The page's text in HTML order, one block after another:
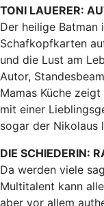
TONI LAUERER:
Der heilige Batman
Schafkopfkarten
und die Lust am
Autor,
Mamas Küche
mit einer
sogar der Nikolaus
DIE SCHIEDERIN:
Da werden viele
Multitalent kann
aber vor allem